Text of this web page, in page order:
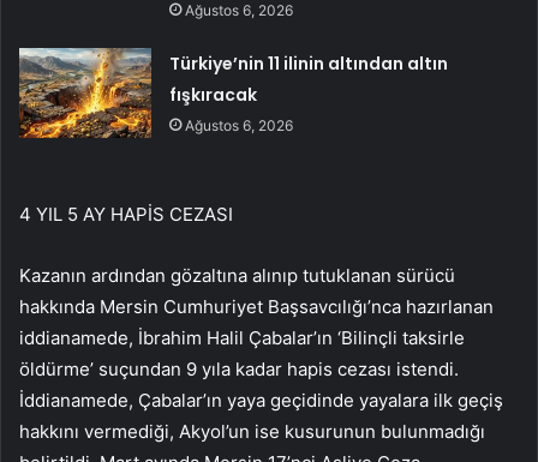
Ağustos 6, 2026
Türkiye’nin 11 ilinin altından altın
fışkıracak
Ağustos 6, 2026
4 YIL 5 AY HAPİS CEZASI
Kazanın ardından gözaltına alınıp tutuklanan sürücü
hakkında Mersin Cumhuriyet Başsavcılığı’nca hazırlanan
iddianamede, İbrahim Halil Çabalar’ın ‘Bilinçli taksirle
öldürme’ suçundan 9 yıla kadar hapis cezası istendi.
İddianamede, Çabalar’ın yaya geçidinde yayalara ilk geçiş
hakkını vermediği, Akyol’un ise kusurunun bulunmadığı